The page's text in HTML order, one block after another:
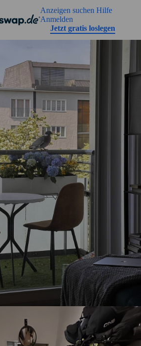
Anzeigen suchen Hilfe
Anmelden
Jetzt gratis loslegen